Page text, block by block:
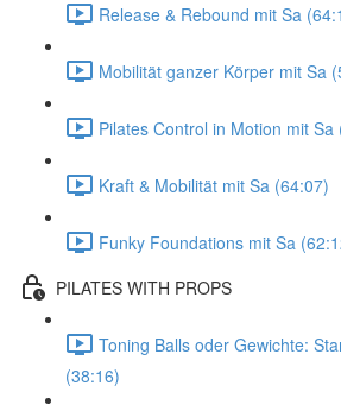
Release & Rebound mit Sa
Mobilität ganzer Körper mit Sa
Pilates Control in Motion mit Sa
Kraft & Mobilität mit Sa (64:07)
Funky Foundations mit Sa
PILATES WITH PROPS
Toning Balls oder Gewichte:
(38:16)